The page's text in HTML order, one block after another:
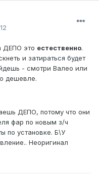
ДЕПО это естественно.
и затираться будет
- смотри Валео или
дешевле.
ДЕПО, потому что они
фар по новым з/ч
по установке. Б\У
Неоригинал